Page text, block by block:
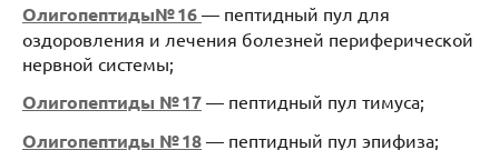
Олигопептиды№ 16 — пептидный пул для
оздоровления и лечения болезней периферической
нервной системы;
Олигопептиды № 17 — пептидный пул тимуса;
Олигопептиды № 18 — пептидный пул эпифиза;